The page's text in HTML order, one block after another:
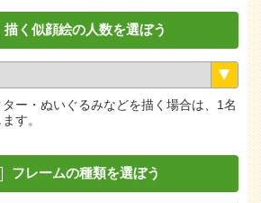
描く似顔絵の人数を選ぼう
ー・ぬいぐるみなどを描く場合は、1名
す。
フレームの種類を選ぼう